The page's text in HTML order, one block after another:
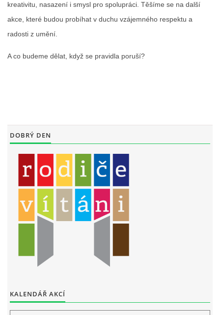
kreativitu, nasazení i smysl pro spolupráci. Těšíme se na další
akce, které budou probíhat v duchu vzájemného respektu a
radosti z umění.
A co budeme dělat, když se pravidla poruší?
DOBRÝ DEN
KALENDÁŘ AKCÍ